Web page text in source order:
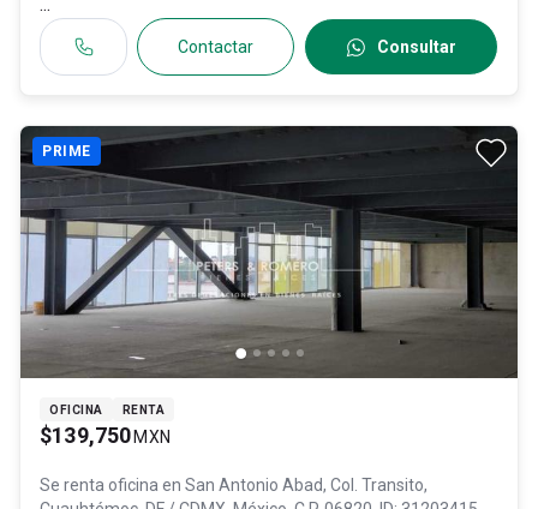
Contactar Consultar
PRIME
OFICINA RENTA
$139,750 MXN
Se renta oficina en San Antonio Abad, Col. Transito,